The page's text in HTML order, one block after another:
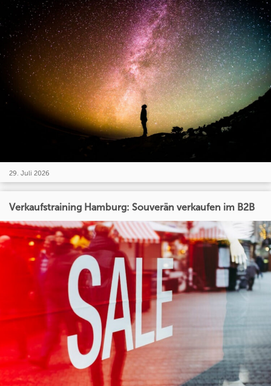
29. Juli 2026
Verkaufstraining Hamburg: Souverän verkaufen im B2B